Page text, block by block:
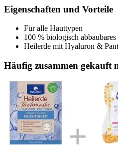
Eigenschaften und Vorteile
Für alle Hauttypen
100 % biologisch abbaubares
Heilerde mit Hyaluron &
Häufig zusammen gekauft